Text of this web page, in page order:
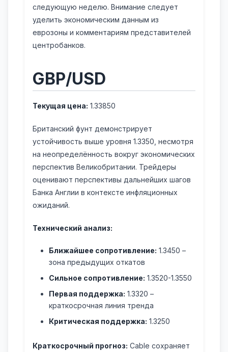
следующую неделю. Внимание следует
уделить экономическим данным из
еврозоны и комментариям представителей
центробанков.
GBP/USD
Текущая цена: 1.33850
Британский фунт демонстрирует
устойчивость выше уровня 1.3350, несмотря
на неопределённость вокруг экономических
перспектив Великобритании. Трейдеры
оценивают перспективы дальнейших шагов
Банка Англии в контексте инфляционных
ожиданий.
Технический анализ:
Ближайшее сопротивление: 1.3450 –
зона предыдущих откатов
Сильное сопротивление: 1.3520-1.3550
Первая поддержка: 1.3320 –
краткосрочная линия тренда
Критическая поддержка: 1.3250
Краткосрочный прогноз: Cable сохраняет